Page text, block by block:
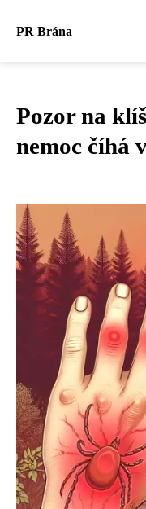
PR Brána
Pozor na
nemoc číhá